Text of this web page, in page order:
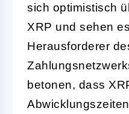
sich optimistisch
XRP und sehen
Herausforderer
betonen, dass